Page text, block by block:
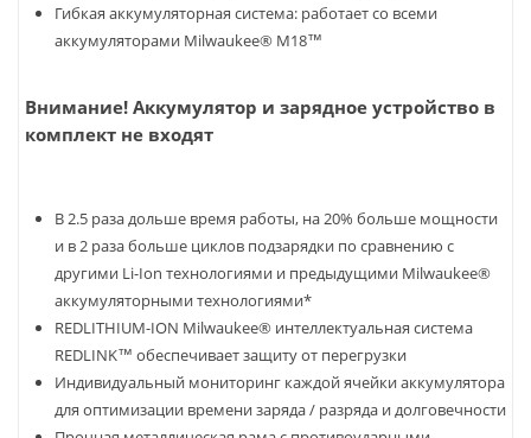
Гибкая аккумуляторная система: работает со всеми
аккумуляторами Milwaukee® М18™
Внимание! Аккумулятор и зарядное устройство в
комплект не входят
В 2.5 раза дольше время работы, на 20% больше мощности
и в 2 раза больше циклов подзарядки по сравнению с
другими Li-Ion технологиями и предыдущими Milwaukee®
аккумуляторными технологиями*
REDLITHIUM-ION Milwaukee® интеллектуальная система
REDLINK™ обеспечивает защиту от перегрузки
Индивидуальный мониторинг каждой ячейки аккумулятора
для оптимизации времени заряда / разряда и долговечности